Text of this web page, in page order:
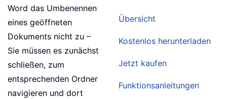
Übersicht
Kostenlos herunterladen
Jetzt kaufen
Funktionsanleitungen
Word das Umbenennen
eines geöffneten
Dokuments nicht zu –
Sie müssen es zunächst
schließen, zum
entsprechenden Ordner
navigieren und dort